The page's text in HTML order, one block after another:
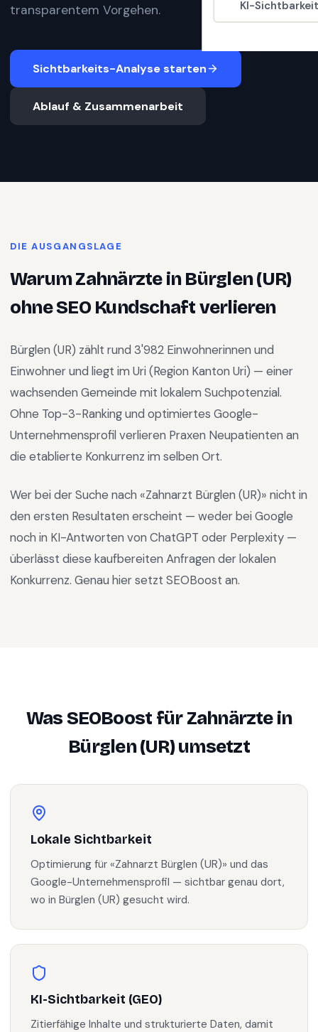
KI-
transparentem Vorgehen.
Sichtbarkeits-Analyse starten
Ablauf & Zusammenarbeit
DIE AUSGANGSLAGE
WarumZahnärzteinBürglen (UR)
ohne SEO Kundschaft verlieren
Bürglen (UR) zählt rund 3'982 Einwohnerinnen und
Einwohner und liegt im Uri (Region Kanton Uri) — einer
wachsenden Gemeinde mit lokalem Suchpotenzial.
Ohne Top-3-Ranking und optimiertes Google-
Unternehmensprofil verlieren Praxen Neupatienten an
die etablierte Konkurrenz im selben Ort.
Wer bei der Suche nach «Zahnarzt Bürglen (UR)» nicht in
den ersten Resultaten erscheint — weder bei Google
noch in KI-Antworten von ChatGPT oder Perplexity —
überlässt diese kaufbereiten Anfragen der lokalen
Konkurrenz. Genau hier setzt SEOBoost an.
Was SEOBoost fürZahnärztein
Bürglen (UR)umsetzt
Lokale Sichtbarkeit
Optimierung für «Zahnarzt Bürglen (UR)» und das
Google-Unternehmensprofil — sichtbar genau dort,
wo in Bürglen (UR) gesucht wird.
KI-Sichtbarkeit (GEO)
Zitierfähige Inhalte und strukturierte Daten, damit